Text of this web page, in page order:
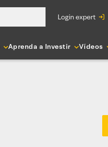
login expert
Aprenda a Investir Vídeos